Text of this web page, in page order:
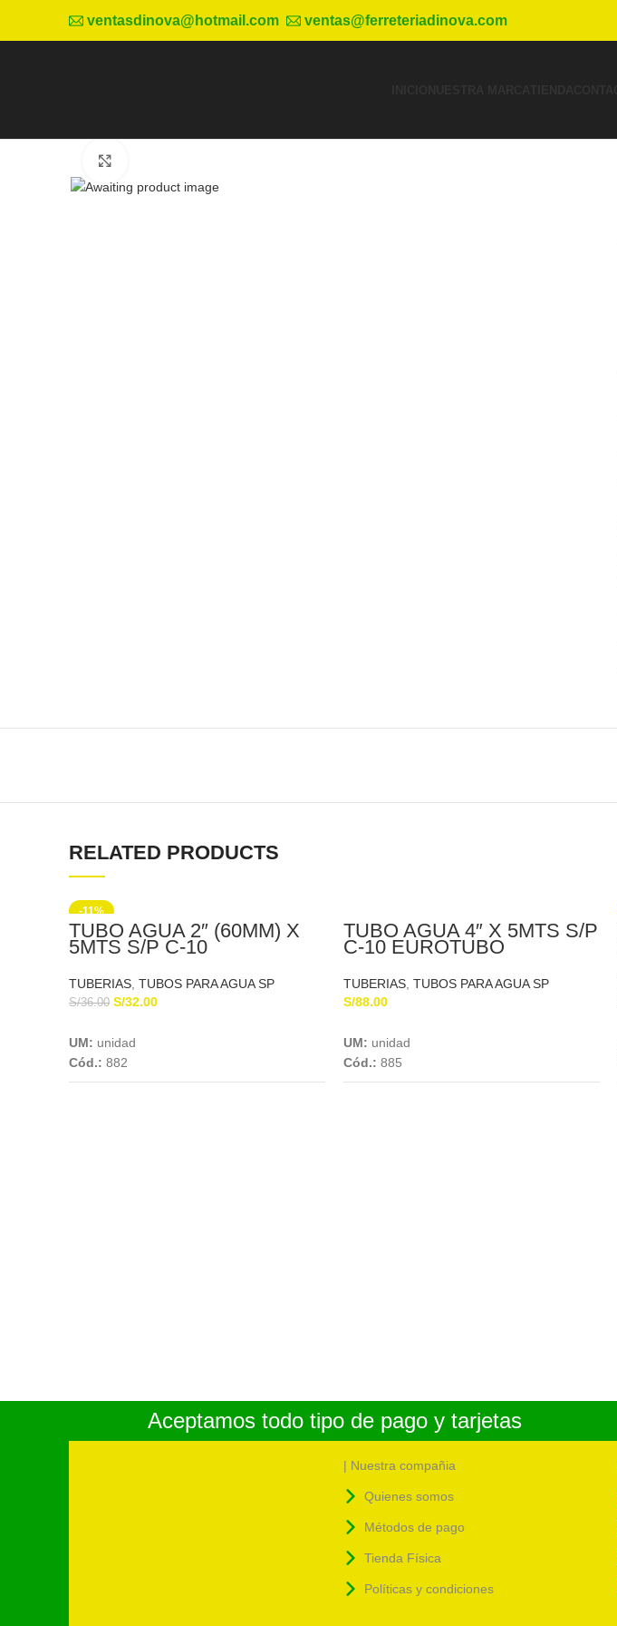
ventasdinova@hotmail.com ventas@ferreteriadinova.com
RELATED PRODUCTS
-11%
TUBO AGUA 2″ (60MM) X
5MTS S/P C-10
TUBERIAS TUBOS PARA AGUA SP
S/36.00 S/32.00
UM: unidad
Cód.: 882
TUBO AGUA 4″ X 5MTS S/P
C-10 EUROTUBO
TUBERIAS TUBOS PARA AGUA SP
S/88.00
UM: unidad
Cód.: 885
Aceptamos todo tipo de pago y tarjetas
| Nuestra compañia
Quienes somos
Métodos de pago
Tienda Física
Políticas y condiciones